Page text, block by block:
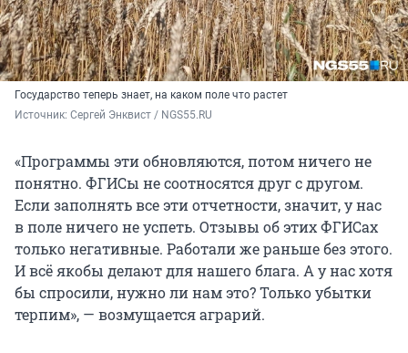
Государство теперь знает, на каком поле что растет
Источник: Сергей Энквист / NGS55.RU
«Программы эти обновляются, потом ничего не
понятно. ФГИСы не соотносятся друг с другом.
Если заполнять все эти отчетности, значит, у нас
в поле ничего не успеть. Отзывы об этих ФГИСах
только негативные. Работали же раньше без этого.
И всё якобы делают для нашего блага. А у нас хотя
бы спросили, нужно ли нам это? Только убытки
терпим», — возмущается аграрий.